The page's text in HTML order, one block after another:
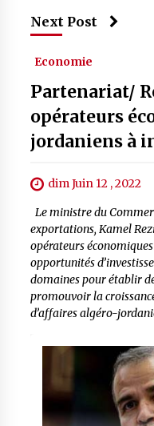
Next Post
Economie
Partenariat/
opérateurs
jordaniens à
dim Juin 12 , 2022
Le ministre du
exportations, Kamel
opérateurs
opportunités
domaines pour établir
promouvoir la
d’affaires algéro-